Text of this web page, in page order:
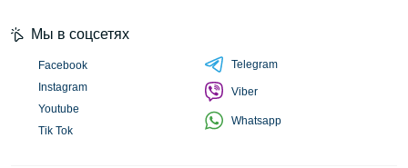
Мы в соцсетях
Facebook
Instagram
Youtube
Tik Tok
Telegram
Viber
Whatsapp